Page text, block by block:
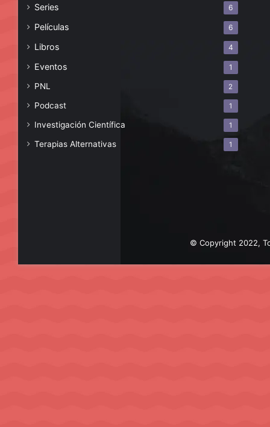
Series 6
Películas 6
Libros 4
Eventos 1
PNL 2
Podcast 1
Investigación Científica 1
Terapias Alternativas 1
© Copyright 2022,